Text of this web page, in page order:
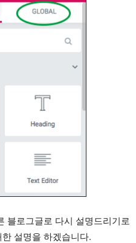
블로그글로 다시 설명드리기로
설명을 하겠습니다.